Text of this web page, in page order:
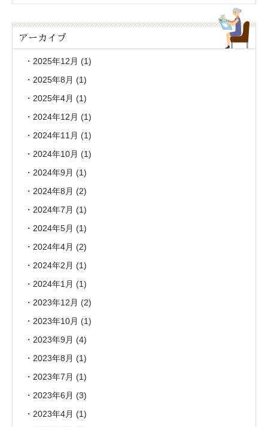
アーカイブ
2025年12月 (1)
2025年8月 (1)
2025年4月 (1)
2024年12月 (1)
2024年11月 (1)
2024年10月 (1)
2024年9月 (1)
2024年8月 (2)
2024年7月 (1)
2024年5月 (1)
2024年4月 (2)
2024年2月 (1)
2024年1月 (1)
2023年12月 (2)
2023年10月 (1)
2023年9月 (4)
2023年8月 (1)
2023年7月 (1)
2023年6月 (3)
2023年4月 (1)